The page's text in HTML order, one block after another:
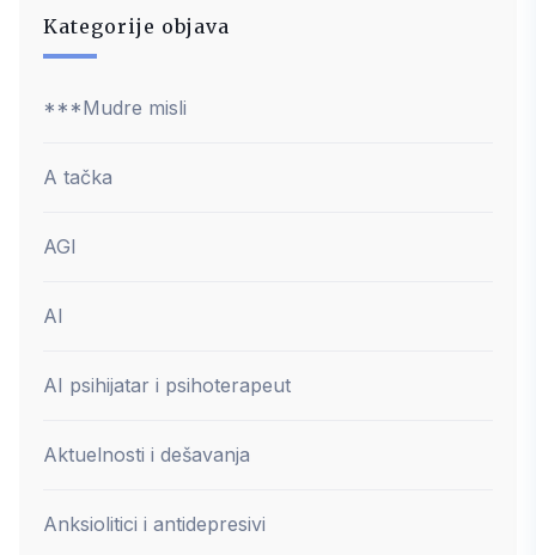
Kategorije objava
***Mudre misli
A tačka
AGI
AI
AI psihijatar i psihoterapeut
Aktuelnosti i dešavanja
Anksiolitici i antidepresivi